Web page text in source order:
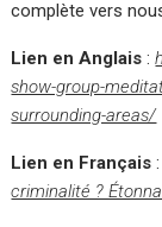
complète vers
Lien en Anglais :
show-group-
surrounding-areas/
Lien en Français
criminalité ?